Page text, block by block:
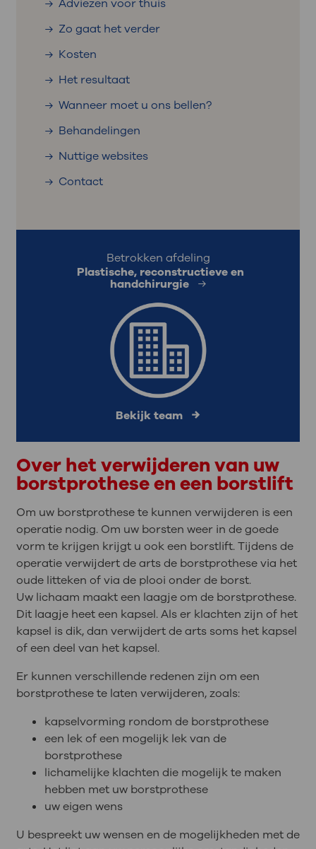
Adviezen voor thuis
Zo gaat het verder
Kosten
Het resultaat
Wanneer moet u ons bellen?
Behandelingen
Nuttige websites
Contact
Betrokken afdeling
Plastische, reconstructieve en
handchirurgie
Bekijk team
Over het verwijderen van uw
borstprothese en een borstlift
Om uw borstprothese te kunnen verwijderen is een
operatie nodig. Om uw borsten weer in de goede
vorm te krijgen krijgt u ook een borstlift. Tijdens de
operatie verwijdert de arts de borstprothese via het
oude litteken of via de plooi onder de borst.
Uw lichaam maakt een laagje om de borstprothese.
Dit laagje heet een kapsel. Als er klachten zijn of het
kapsel is dik, dan verwijdert de arts soms het kapsel
of een deel van het kapsel.
Er kunnen verschillende redenen zijn om een
borstprothese te laten verwijderen, zoals:
kapselvorming rondom de borstprothese
een lek of een mogelijk lek van de
borstprothese
lichamelijke klachten die mogelijk te maken
hebben met uw borstprothese
uw eigen wens
U bespreekt uw wensen en de mogelijkheden met de